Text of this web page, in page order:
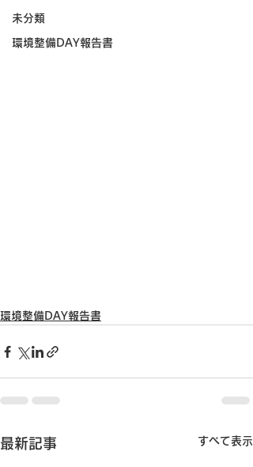
未分類
環境整備DAY報告書
環境整備DAY報告書
最新記事 すべて表示